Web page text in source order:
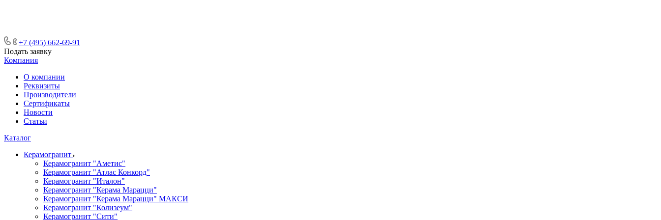
+7 (495) 662-69-91
Подать заявку
Компания
О компании
Реквизиты
Производители
Сертификаты
Новости
Статьи
Каталог
Керамогранит
Керамогранит "Аметис"
Керамогранит "Атлас Конкорд"
Керамогранит "Италон"
Керамогранит "Керама Марацци"
Керамогранит "Керама Марацци" МАКСИ
Керамогранит "Колизеум"
Керамогранит "Сити"